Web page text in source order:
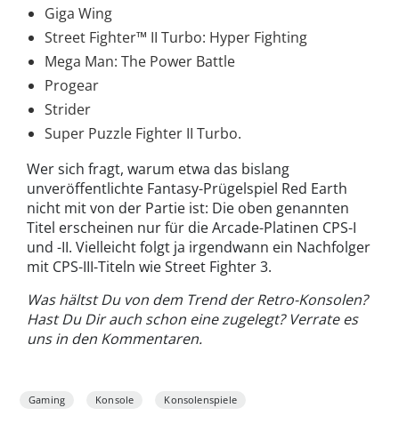
Giga Wing
Street Fighter™ II Turbo: Hyper Fighting
Mega Man: The Power Battle
Progear
Strider
Super Puzzle Fighter II Turbo.
Wer sich fragt, warum etwa das bislang
unveröffentlichte Fantasy-Prügelspiel Red Earth
nicht mit von der Partie ist: Die oben genannten
Titel erscheinen nur für die Arcade-Platinen CPS-I
und -II. Vielleicht folgt ja irgendwann ein Nachfolger
mit CPS-III-Titeln wie Street Fighter 3.
Was hältst Du von dem Trend der Retro-Konsolen?
Hast Du Dir auch schon eine zugelegt? Verrate es
uns in den Kommentaren.
Gaming Konsole Konsolenspiele